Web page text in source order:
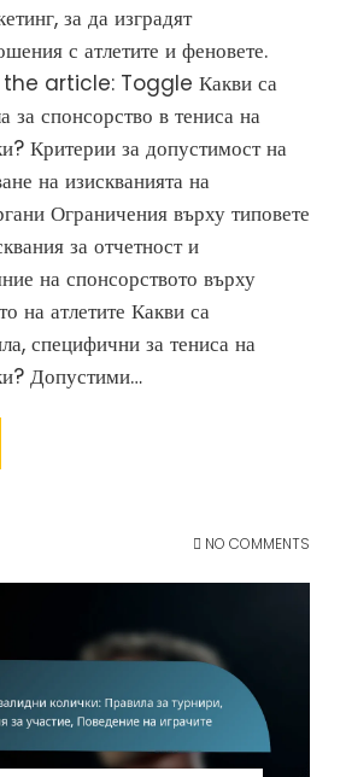
за да изградят
с атлетите и феновете.
article: Toggle Какви са
за спонсорство в тениса на
Критерии за допустимост на
на изискванията на
Ограничения върху типовете
за отчетност и
на спонсорството върху
на атлетите Какви са
специфични за тениса на
Допустими…
NO COMMENTS